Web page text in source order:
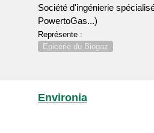
Société d'ingénierie
PowertoGas...)
Représente :
Epicerie du Biogaz
Environia